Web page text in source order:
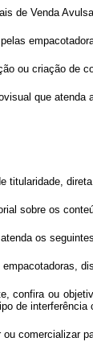
de Venda
ou criação de
que
sobre os
os
confira ou
de
comercializar